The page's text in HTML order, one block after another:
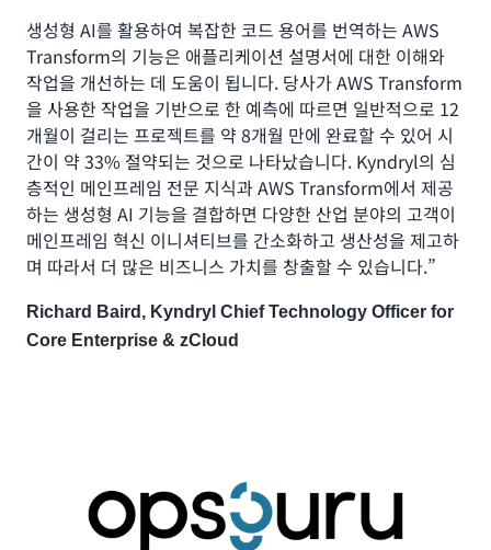
생성형 AI를 활용하여 복잡한 코드 용어를 번역하는 AWS
Transform의 기능은 애플리케이션 설명서에 대한 이해와
작업을 개선하는 데 도움이 됩니다. 당사가 AWS Transform
을 사용한 작업을 기반으로 한 예측에 따르면 일반적으로 12
개월이 걸리는 프로젝트를 약 8개월 만에 완료할 수 있어 시
간이 약 33% 절약되는 것으로 나타났습니다. Kyndryl의 심
층적인 메인프레임 전문 지식과 AWS Transform에서 제공
하는 생성형 AI 기능을 결합하면 다양한 산업 분야의 고객이
메인프레임 혁신 이니셔티브를 간소화하고 생산성을 제고하
며 따라서 더 많은 비즈니스 가치를 창출할 수 있습니다.”
Richard Baird, Kyndryl Chief Technology Officer for
Core Enterprise & zCloud